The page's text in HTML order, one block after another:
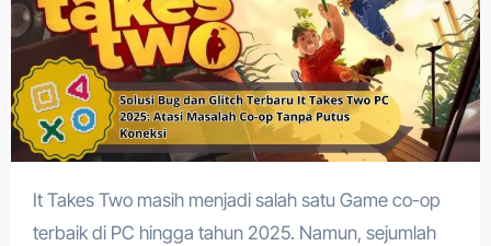
It Takes Two masih menjadi salah satu Game co-op
terbaik di PC hingga tahun 2025. Namun, sejumlah